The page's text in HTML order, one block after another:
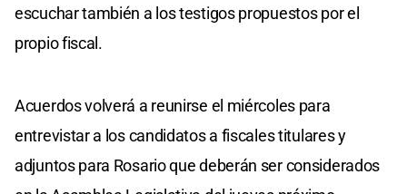
escuchar también a los testigos propuestos por el
propio fiscal.
Acuerdos volverá a reunirse el miércoles para
entrevistar a los candidatos a fiscales titulares y
adjuntos para Rosario que deberán ser considerados